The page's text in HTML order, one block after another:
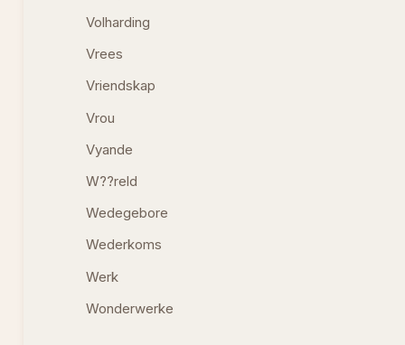
Volharding
Vrees
Vriendskap
Vrou
Vyande
W??reld
Wedegebore
Wederkoms
Werk
Wonderwerke